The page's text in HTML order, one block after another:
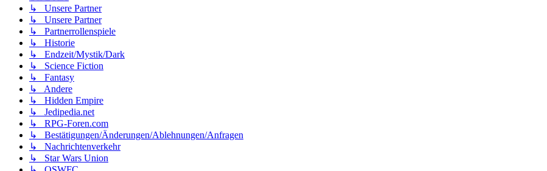
↳ Unsere Partner
↳ Unsere Partner
↳ Partnerrollenspiele
↳ Historie
↳ Endzeit/Mystik/Dark
↳ Science Fiction
↳ Fantasy
↳ Andere
↳ Hidden Empire
↳ Jedipedia.net
↳ RPG-Foren.com
↳ Bestätigungen/Änderungen/Ablehnungen/Anfragen
↳ Nachrichtenverkehr
↳ Star Wars Union